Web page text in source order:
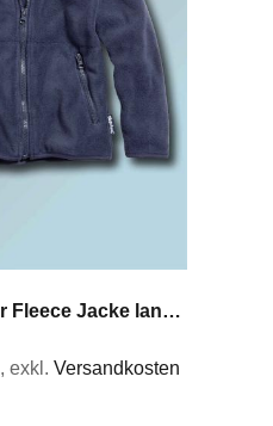
Playshoes Kinder Fleece Jacke langarm in Farbe marine Größen 80 bis 140
,exkl.Versandkosten